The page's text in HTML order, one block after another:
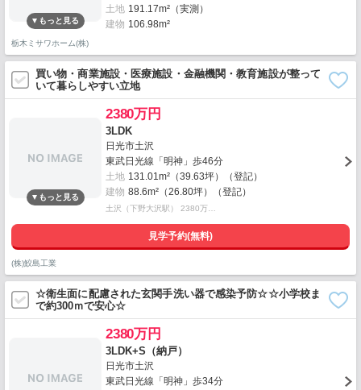
土地 191.17m²（実測）
建物 106.98m²
栃木ミサワホーム(株)
買い物・商業施設・医療施設・金融機関・教育施設が整って
いて暮らしやすい立地
2380万円
3LDK
日光市土沢
東武日光線「明神」歩46分
土地 131.01m²（39.63坪）（登記）
建物 88.6m²（26.80坪）（登記）
土沢（下野大沢駅） 2380万…
見学予約(無料)
(株)鮫島工業
☆衛生面に配慮された玄関手洗い器で感染予防☆☆小学校ま
で約300ｍで安心☆
2380万円
3LDK+S（納戸）
日光市土沢
東武日光線「明神」歩34分